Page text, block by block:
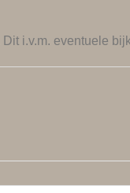
i.v.m. eventuele